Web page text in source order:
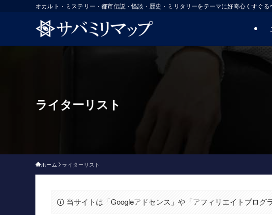
オカルト・ミステリー・都市伝説・怪談・歴史・ミリタリーをテーマに好奇心くすぐる
ライターリスト
ホーム ライターリスト
当サイトは「Googleアドセンス」や「アフィリエイトプログ